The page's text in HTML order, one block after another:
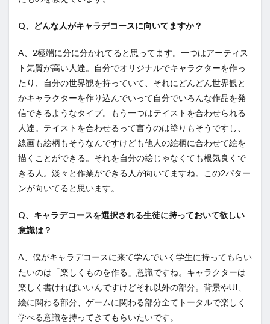
Q、どんな人がキャラデコースに向いてますか？
A、2極端に分に分かれてると思ってます。一つはアーティス
ト気質が高い人達。自分でオリジナルでキャラクターを作っ
たり、自分の世界観を持っていて、それにどんどん世界観と
かキャラクターを作り込んでいって自分でいろんな作品を発
信できるようなタイプ。もう一つはテイストを合わせられる
人達。テイストを合わせるって言うのは塗りもそうですし、
線画も絵柄もそうなんですけども他人の絵柄に合わせて絵を
描くことができる。それを自分の絵じゃなくても根気良くで
きる人。淡々と作業ができる人が向いてますね。この2パター
ンが向いてると思います。
Q、キャラデコースを選択される生徒に持っておいて欲しい
意識は？
A、僕がキャラデコースに来て学んでいく学生に持ってもらい
たいのは「楽しくものを作る」意識ですね。キャラクターは
楽しく書ければいいんですけどそれ以外の部分。背景やUI、
絵に関わる部分、ゲームに関わる部分全てトータルで楽しく
学べる意識を持ってきてもらいたいです。